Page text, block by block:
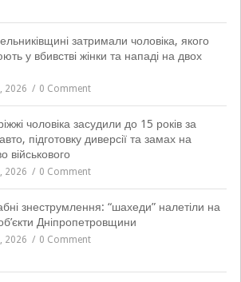
затримали чоловіка, якого
у вбивстві жінки та нападі на двох
2026 0 Comment
чоловіка засудили до 15 років за
підготовку диверсії та замах на
військового
2026 0 Comment
знеструмлення: “шахеди” налетіли на
Дніпропетровщини
2026 0 Comment